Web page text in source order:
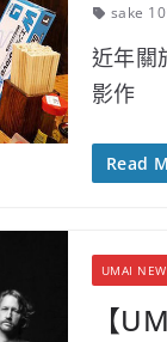
sake
近年關
影作
Read
UMAI
【